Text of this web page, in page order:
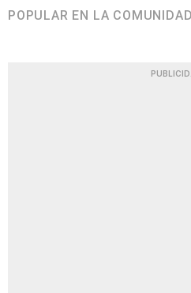
POPULAR EN LA COMUNIDAD